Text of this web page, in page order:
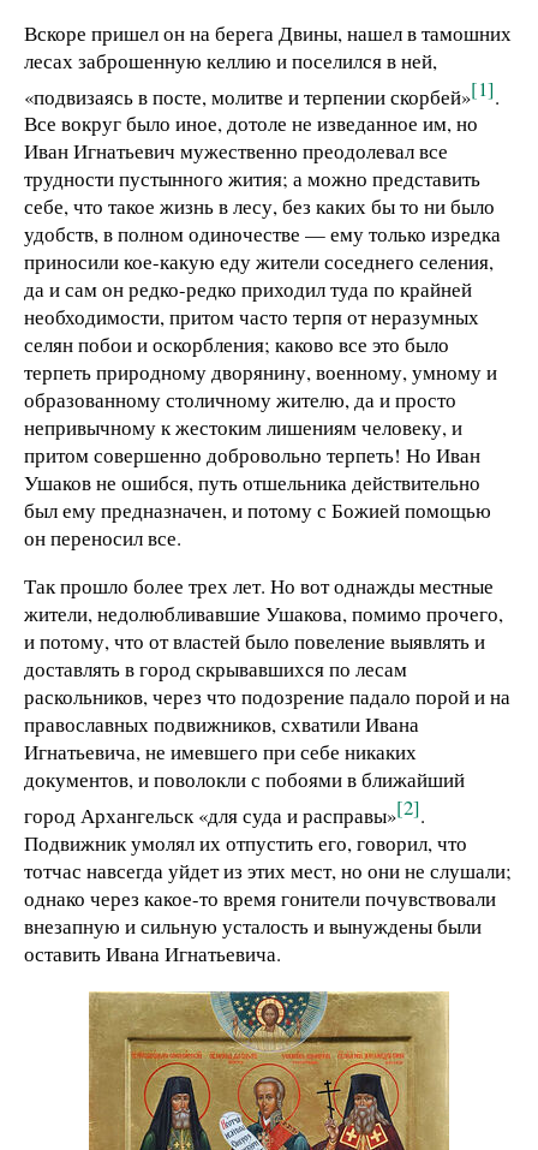
Вскоре пришел он на берега Двины, нашел в тамошних
лесах заброшенную келлию и поселился в ней,
«подвизаясь в посте, молитве и терпении скорбей»[1].
Все вокруг было иное, дотоле не изведанное им, но
Иван Игнатьевич мужественно преодолевал все
трудности пустынного жития; а можно представить
себе, что такое жизнь в лесу, без каких бы то ни было
удобств, в полном одиночестве — ему только изредка
приносили кое-какую еду жители соседнего селения,
да и сам он редко-редко приходил туда по крайней
необходимости, притом часто терпя от неразумных
селян побои и оскорбления; каково все это было
терпеть природному дворянину, военному, умному и
образованному столичному жителю, да и просто
непривычному к жестоким лишениям человеку, и
притом совершенно добровольно терпеть! Но Иван
Ушаков не ошибся, путь отшельника действительно
был ему предназначен, и потому с Божией помощью
он переносил все.
Так прошло более трех лет. Но вот однажды местные
жители, недолюбливавшие Ушакова, помимо прочего,
и потому, что от властей было повеление выявлять и
доставлять в город скрывавшихся по лесам
раскольников, через что подозрение падало порой и на
православных подвижников, схватили Ивана
Игнатьевича, не имевшего при себе никаких
документов, и поволокли с побоями в ближайший
город Архангельск «для суда и расправы»[2].
Подвижник умолял их отпустить его, говорил, что
тотчас навсегда уйдет из этих мест, но они не слушали;
однако через какое-то время гонители почувствовали
внезапную и сильную усталость и вынуждены были
оставить Ивана Игнатьевича.